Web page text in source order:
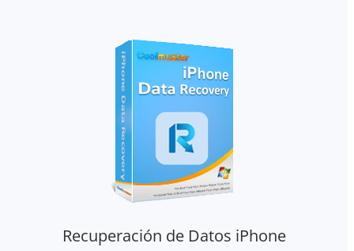
Recuperación de Datos iPhone